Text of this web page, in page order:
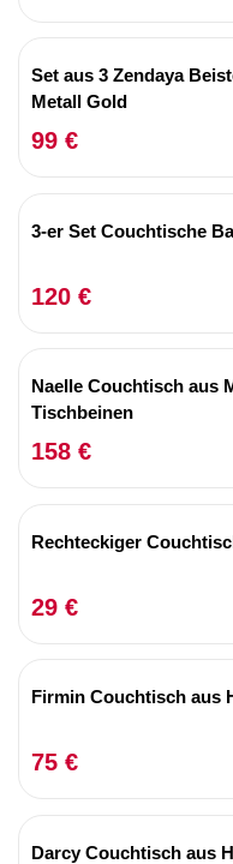
Set aus 3 Zendaya
Metall Gold
99 €
3-er Set Couchtische
120 €
Naelle Couchtisch aus
Tischbeinen
158 €
Rechteckiger
29 €
Firmin Couchtisch aus
75 €
Darcy Couchtisch aus